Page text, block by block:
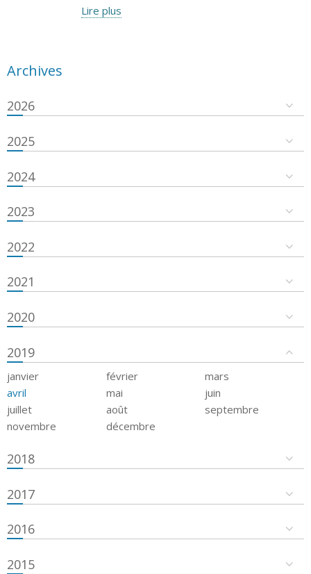
Lire plus
Archives
2026
2025
2024
2023
2022
2021
2020
2019
janvier février
mars
avril
mai
juin
juillet
août
septembre
novembre
décembre
2018
2017
2016
2015